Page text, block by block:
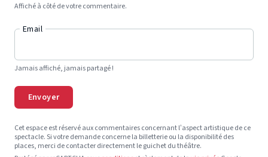
Affiché à côté de votre commentaire.
Email
Jamais affiché, jamais partagé !
Envoyer
Cet espace est réservé aux commentaires concernant l’aspect artistique de ce
spectacle. Si votre demande concerne la billetterie ou la disponibilité des
places, merci de contacter directement le guichet du théâtre.